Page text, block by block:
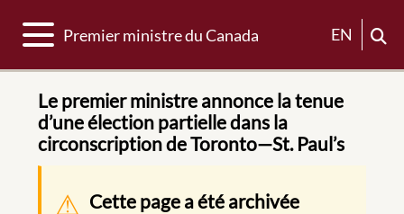
Basculer la navigation
Premier ministre du Canada EN
Le premier ministre annonce la tenue
d’une élection partielle dans la
circonscription de Toronto—St. Paul’s
Message d'avertissement
Cette page a été archivée